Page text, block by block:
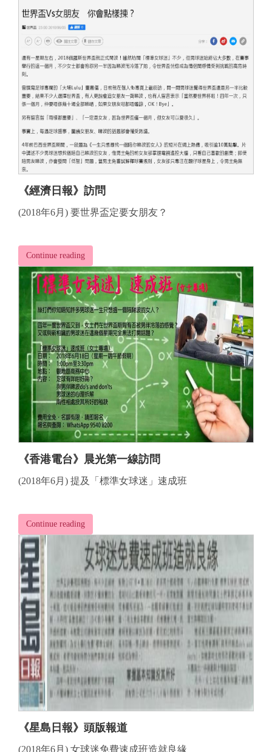
《經濟日報》訪問
(2018年6月) 要世界盃定要女朋友？
Continue reading
《香港電台》晨光第一線訪問
(2018年6月) 提及「標準女球迷」速成班
Continue reading
《星島日報》頭版報道
(2018年6月) 女球迷免費速成班造就良緣